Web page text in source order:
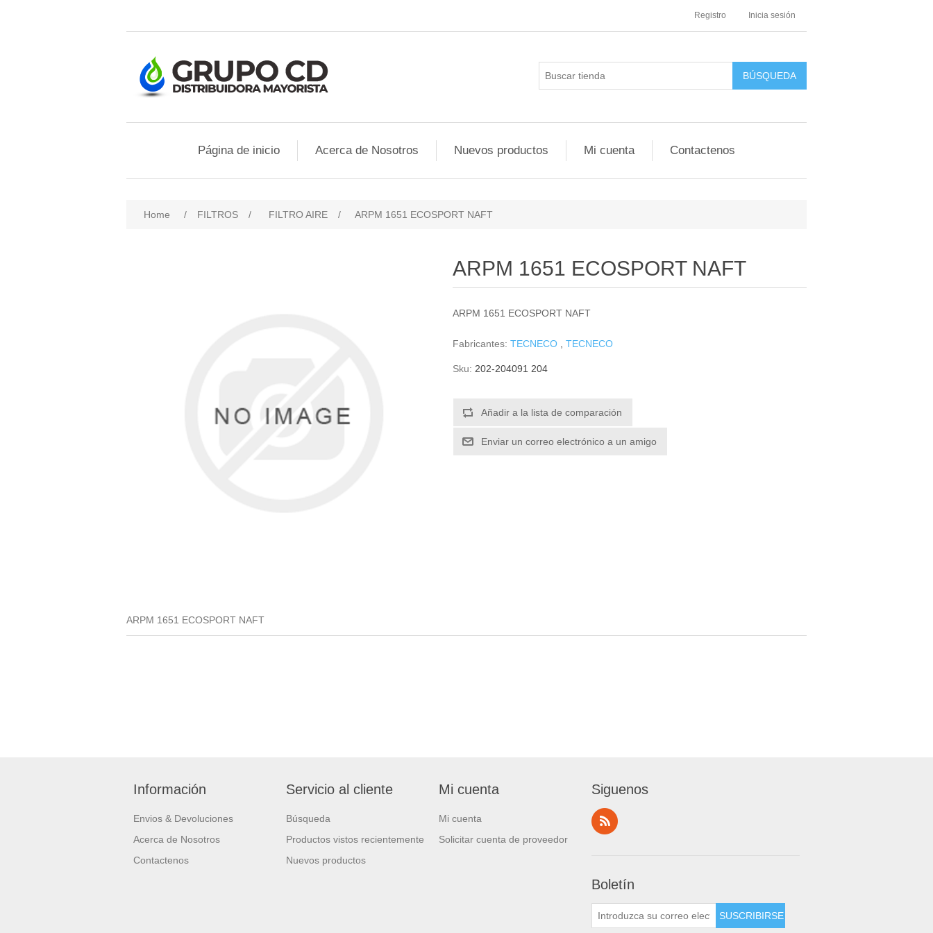
Registro Inicia sesión
Página de inicio Acerca de Nosotros Nuevos productos Mi cuenta Contactenos
Home / FILTROS / FILTRO AIRE / ARPM 1651 ECOSPORT NAFT
ARPM 1651 ECOSPORT NAFT
ARPM 1651 ECOSPORT NAFT
Fabricantes: TECNECO TECNECO
Sku: 202-204091 204
ARPM 1651 ECOSPORT NAFT
Información
Envios & Devoluciones
Acerca de Nosotros
Contactenos
Servicio al cliente
Búsqueda
Productos vistos recientemente
Nuevos productos
Mi cuenta
Mi cuenta
Solicitar cuenta de proveedor
Siguenos
Boletín